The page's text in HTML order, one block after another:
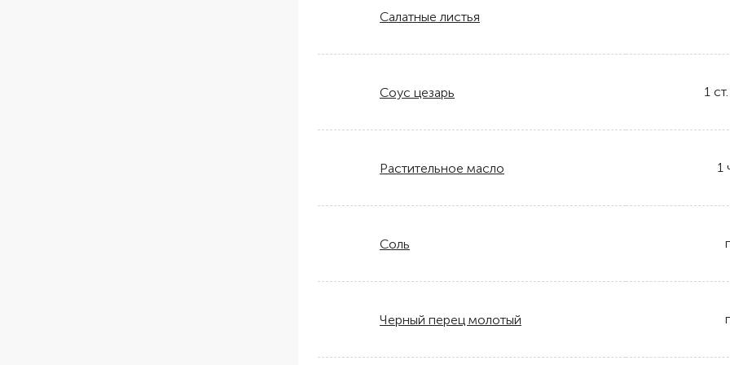
Салатные листья
Соус цезарь 1
Растительное масло 1
Соль
Черный перец молотый